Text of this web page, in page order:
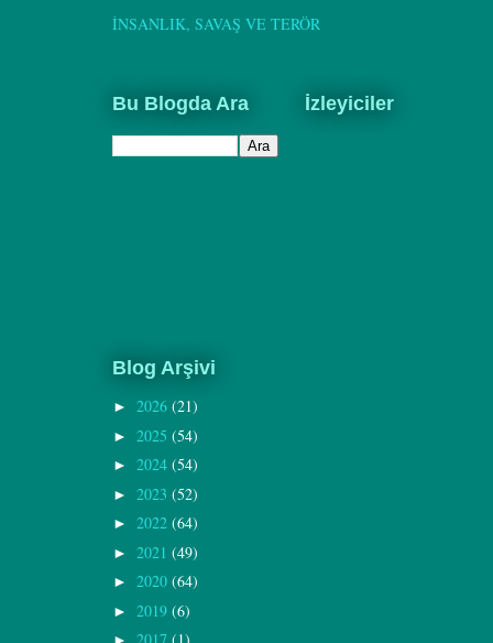
İNSANLIK, SAVAŞ VE TERÖR
Bu Blogda Ara İzleyiciler
Blog Arşivi
► 2026 (21)
► 2025 (54)
► 2024 (54)
► 2023 (52)
► 2022 (64)
► 2021 (49)
► 2020 (64)
► 2019 (6)